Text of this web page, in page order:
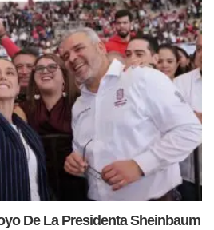
De La Presidenta Sheinbaum